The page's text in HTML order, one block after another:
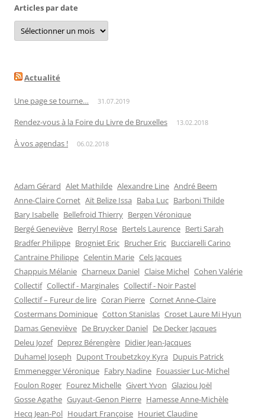
Articles par date
Articles
par
date
Actualité
Une page se tourne… 31.07.2019
Rendez-vous à la Foire du Livre de Bruxelles 13.02.2018
À vos agendas ! 06.02.2018
Adam Gérard Alet Mathilde Alexandre Line André Beem
Anne-Claire Cornet Aït Belize Issa Baba Luc Barboni Thilde
Bary Isabelle Bellefroid Thierry Bergen Véronique
Bergé Geneviève Berryl Rose Bertels Laurence Berti Sarah
Bradfer Philippe Brogniet Eric Brucher Eric Bucciarelli Carino
Cantraine Philippe Celentin Marie Cels Jacques
Chappuis Mélanie Charneux Daniel Claise Michel Cohen Valérie
Collectif Collectif - Marginales Collectif - Noir Pastel
Collectif – Fureur de lire Coran Pierre Cornet Anne-Claire
Costermans Dominique Cotton Stanislas Croset Laure Mi Hyun
Damas Geneviève De Bruycker Daniel De Decker Jacques
Deleu Jozef Deprez Bérengère Didier Jean-Jacques
Duhamel Joseph Dupont Troubetzkoy Kyra Dupuis Patrick
Emmenegger Véronique Fabry Nadine Fouassier Luc-Michel
Foulon Roger Fourez Michelle Givert Yvon Glaziou Joël
Gosse Agathe Guyaut-Genon Pierre Hamesse Anne-Michèle
Hecq Jean-Pol Houdart Françoise Houriet Claudine